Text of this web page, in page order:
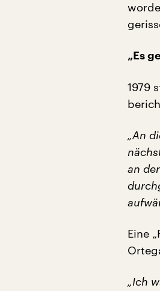
„Es
1979
„An
an
Eine
„Ich